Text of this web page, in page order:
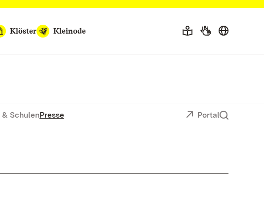
Klöster Kleinode
& SchulenPresse Portal